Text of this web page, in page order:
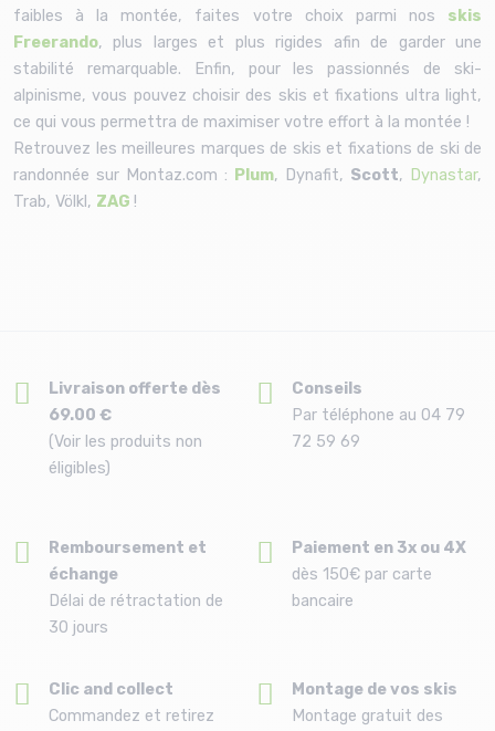
faibles à la montée, faites votre choix parmi nos skis
Freerando, plus larges et plus rigides afin de garder une
stabilité remarquable. Enfin, pour les passionnés de ski-
alpinisme, vous pouvez choisir des skis et fixations ultra light,
ce qui vous permettra de maximiser votre effort à la montée !
Retrouvez les meilleures marques de skis et fixations de ski de
randonnée sur Montaz.com : Plum, Dynafit, Scott, Dynastar,
Trab, Völkl, ZAG !
Livraison offerte dès
69.00 €
(Voir les produits non
éligibles)
Conseils
Par téléphone au 04 79
72 59 69
Remboursement et
échange
Délai de rétractation de
30 jours
Paiement en 3x ou 4X
dès 150€ par carte
bancaire
Clic and collect
Commandez et retirez
Montage de vos skis
Montage gratuit des